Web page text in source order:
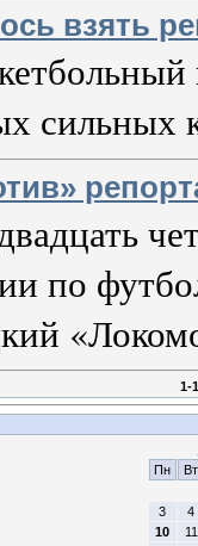
взять
по
1-
Пн
Вт
3
4
10
11